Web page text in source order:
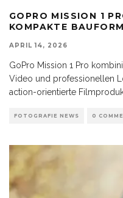
GOPRO MISSION 1
KOMPAKTE
APRIL 14, 2026
GoPro Mission 1 Pro
Video und professionellen
action-orientierte
FOTOGRAFIE NEWS 0